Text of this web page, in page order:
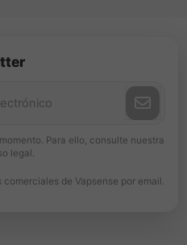
Para ello, consulte nuestra
legal.
de Vapsense por email.